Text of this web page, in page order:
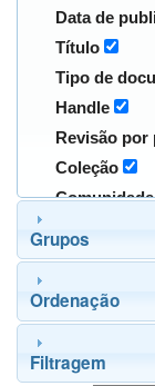
Data de
Título
Tipo de
Handle
Revisão por
Coleção
Comunidade
Grupos
Ordenação
Filtragem